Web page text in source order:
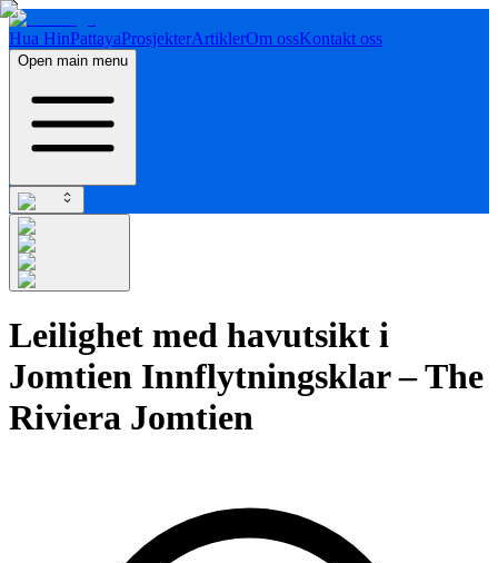
Hua HinPattayaProsjekterArtiklerOm ossKontakt oss
Open main menu
Leilighet med havutsikt i
Jomtien Innflytningsklar – The
Riviera Jomtien